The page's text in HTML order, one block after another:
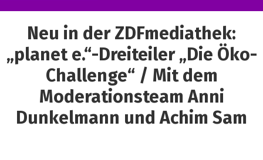
Neu in der ZDFmediathek:
„planet e.“-Dreiteiler „Die Öko-
Challenge“ / Mit dem
Moderationsteam Anni
Dunkelmann und Achim Sam